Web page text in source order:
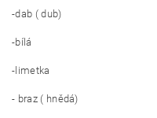
-dab ( dub)
-bílá
-limetka
- braz ( hnědá)